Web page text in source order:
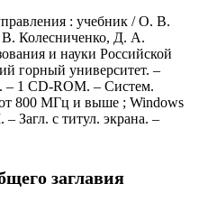
: учебник / О. В.
Колесниченко, Д. А.
и науки Российской
горный университет. –
– 1 CD-ROM. – Систем.
800 МГц и выше ; Windows
Загл. с титул. экрана. –
заглавия